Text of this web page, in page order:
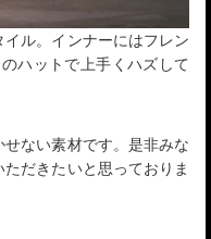
ル。インナーにはフレン
ハットで上手くハズして
ない素材です。是非みな
だきたいと思っておりま